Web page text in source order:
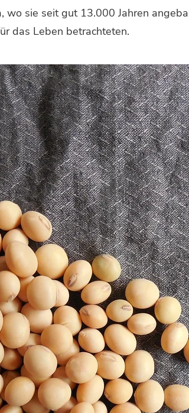
wo sie seit gut 13.000 Jahren
das Leben betrachteten.